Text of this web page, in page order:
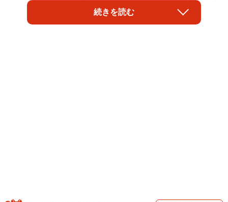
れ、売れ行き好調だという。販売しているのはユニークな
家電や雑貨で知られる電機メーカー「ライソン」（本社・
続きを読む